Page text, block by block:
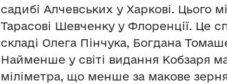
садибі Алчевських у Харкові. Цього
Тарасові Шевченку у Флоренції. Це
складі Олега Пінчука, Богдана
Найменше у світі видання Кобзаря
міліметра, що менше за макове